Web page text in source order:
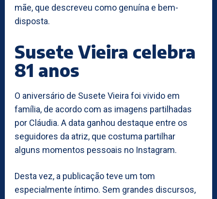
mãe, que descreveu como genuína e bem-
disposta.
Susete Vieira celebra
81 anos
O aniversário de Susete Vieira foi vivido em
família, de acordo com as imagens partilhadas
por Cláudia. A data ganhou destaque entre os
seguidores da atriz, que costuma partilhar
alguns momentos pessoais no Instagram.
Desta vez, a publicação teve um tom
especialmente íntimo. Sem grandes discursos,